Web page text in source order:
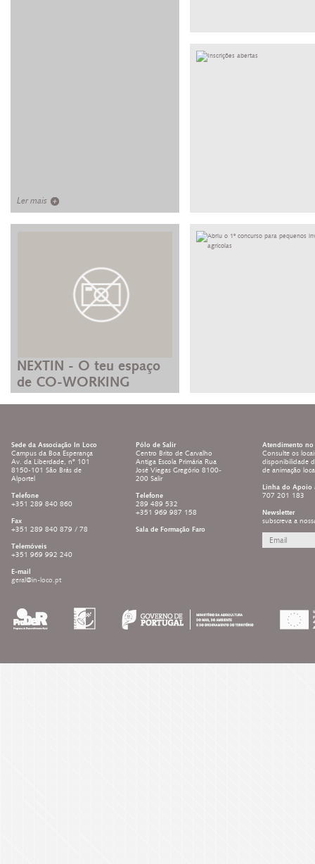
Ler mais
NEXTIN - O teu espaço
de CO-WORKING
Sede da Associação In Loco
Campus da Boa Esperança
Av. da Liberdade, nº 101
8150-101 São Brás de
Alportel
Telefone
+351 289 840 860
Fax
+351 289 840 879 / 78
Telemóveis
+351 969 992 240
E-mail
geral@in-loco.pt
Pólo de Salir
Centro Brito de Carvalho
Antiga Escola Primária Rua
José Viegas Gregório 8100-
200 Salir
Telefone
289 489 532
+351 969 987 158
Sala de Formação Faro
Atendimento no
Consulte os
disponibilidade
de animação
Linha do Apoio
707 201 183
Newsletter
subscreva a